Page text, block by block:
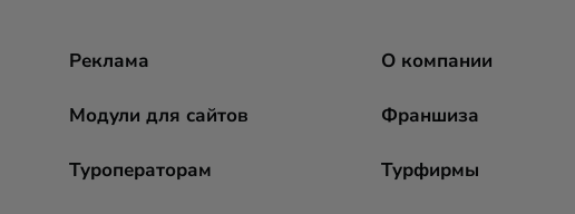
Реклама
Модули для сайтов
Туроператорам
О компании
Франшиза
Турфирмы